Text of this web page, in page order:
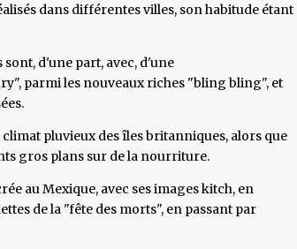
dans différentes villes, son habitude étant
d'une part, avec, d'une
parmi les nouveaux riches "bling bling", et
pluvieux des îles britanniques, alors que
gros plans sur de la nourriture.
au Mexique, avec ses images kitch, en
de la "fête des morts", en passant par